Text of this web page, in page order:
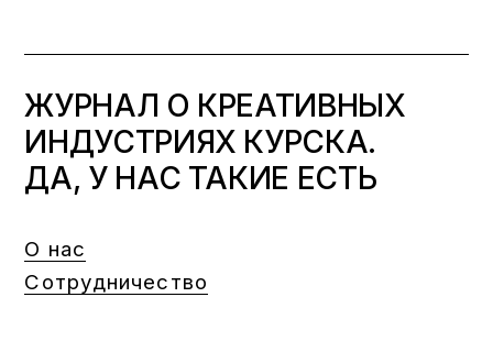
ЖУРНАЛ О КРЕАТИВНЫХ
ИНДУСТРИЯХ КУРСКА.
ДА, У НАС ТАКИЕ ЕСТЬ
О нас
Сотрудничество